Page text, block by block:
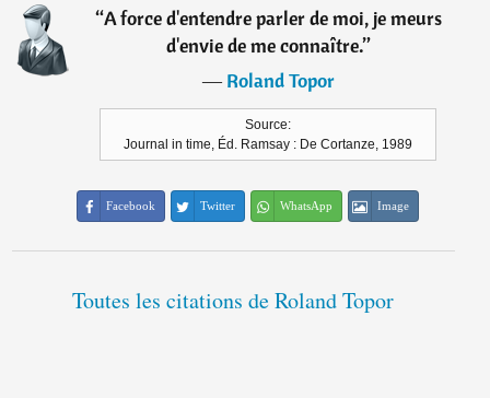
“A force d'entendre parler de moi, je meurs
d'envie de me connaître.”
―Roland Topor
Source:
Journal in time, Éd. Ramsay : De Cortanze, 1989
Facebook Twitter WhatsApp Image
Toutes les citations de Roland Topor